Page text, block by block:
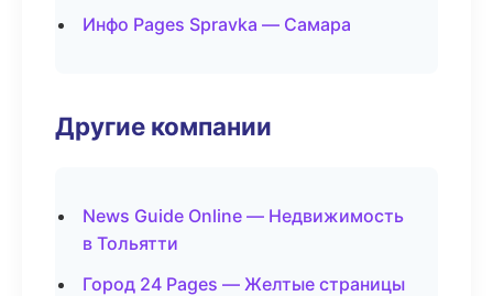
Инфо Pages Spravka — Самара
Другие компании
News Guide Online — Недвижимость
в Тольятти
Город 24 Pages — Желтые страницы